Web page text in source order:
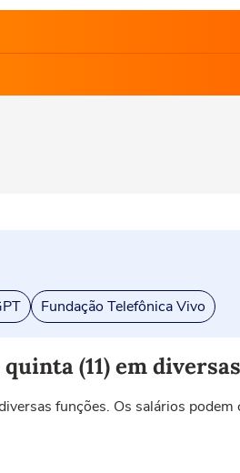
Fundação Telefônica Vivo
(11) em
funções. Os salários